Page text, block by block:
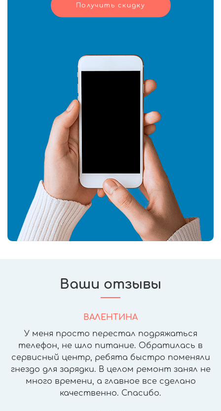
Ваши отзывы
ВАЛЕНТИНА
У меня просто перестал подряжаться
телефон, не шло питание. Обратилась в
сервисный центр, ребята быстро поменяли
гнездо для зарядки. В целом ремонт занял не
много времени, а главное все сделано
качественно. Спасибо.